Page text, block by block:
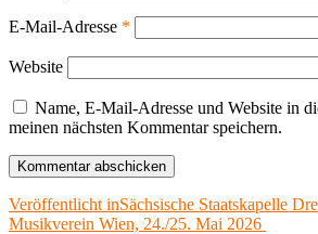
E-Mail-Adresse *
Website
Name, E-Mail-Adresse und Website in
meinen nächsten Kommentar speichern.
Beitragsnavigation
Veröffentlicht inSächsische Staatskapelle
Musikverein Wien, 24./25. Mai 2026